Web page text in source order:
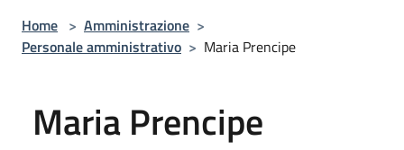
Home > Amministrazione >
Personale amministrativo > Maria Prencipe
Maria Prencipe